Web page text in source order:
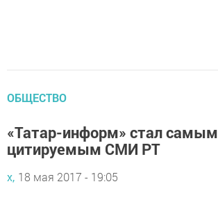
ОБЩЕСТВО
«Татар-информ» стал самым
цитируемым СМИ РТ
х, 18 мая 2017 - 19:05